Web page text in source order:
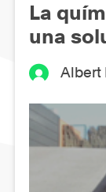
La
una
Albert